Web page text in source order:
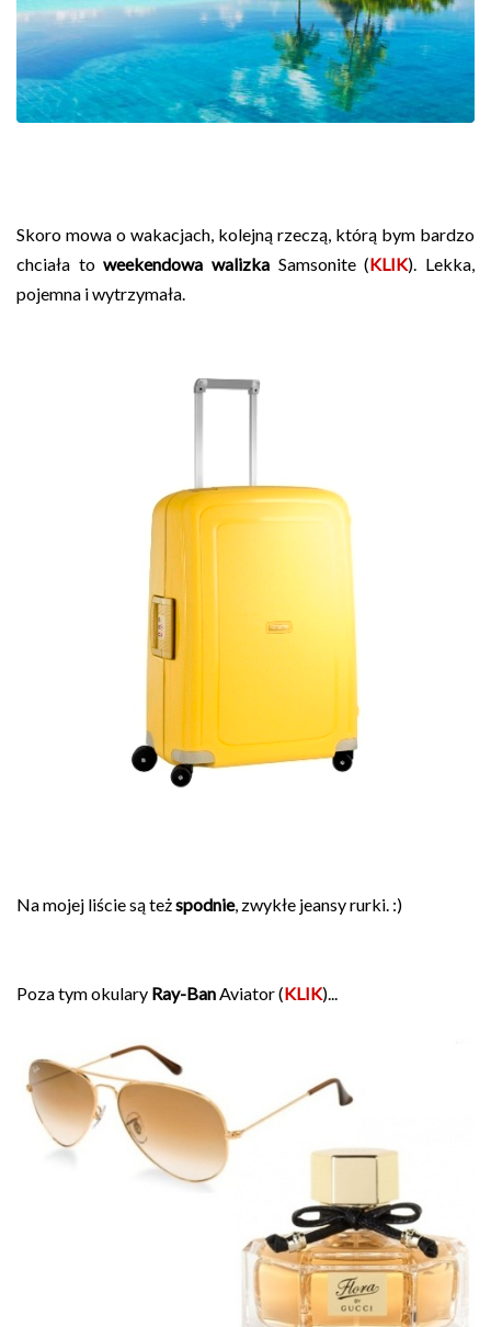
Skoro mowa o wakacjach, kolejną rzeczą, którą bym bardzo
chciała toweekendowa walizka Samsonite (KLIK). Lekka,
pojemna i wytrzymała.
Na mojej liście są teżspodnie, zwykłe jeansy rurki. :)
Poza tym okulary Ray-Ban Aviator (KLIK)...